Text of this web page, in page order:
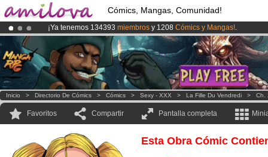
Cómics, Mangas, Comunidad!
¡Ya tenemos 134393 miembros y 1208 Cómics y Mangas!.
¡El Kickstarter Amilova está desormado lanzado!.
¡Conviertete en Premium por3.95 euros al mes!Hazte Premium ya
Inicio > Directorio De Cómics > Cómics > Sexy - XXX > La Fille Du Vendredi > Ch.
Favoritos Compartir Pantalla completa
Esta Obra Cómic